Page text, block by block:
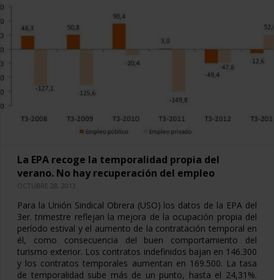
La EPA recoge la temporalidad propia del
verano. No hay recuperación del empleo
OCTUBRE 28, 2013
Para la Unión Sindical Obrera (USO) los datos de la EPA del
3er. trimestre reflejan la mejora de la ocupación propia del
período estival y el aumento de la contratación temporal en
él, como consecuencia del buen comportamiento del
turismo exterior. Los contratos indefinidos bajan en 146.300
y los contratos temporales aumentan en 169.500. La tasa
de temporalidad sube más de un punto, hasta el 24,31%.